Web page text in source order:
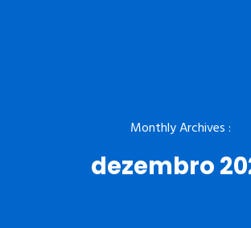
Monthly Archives :
dezembro